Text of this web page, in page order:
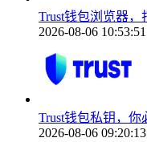
Trust钱包浏览器，
2026-08-06 10:53:51
Trust钱包私钥，
2026-08-06 09:20:13